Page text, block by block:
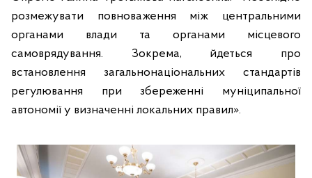
розмежувати повноваження між центральними
органами влади та органами місцевого
самоврядування. Зокрема, йдеться про
встановлення загальнонаціональних стандартів
регулювання при збереженні муніципальної
автономії у визначенні локальних правил».